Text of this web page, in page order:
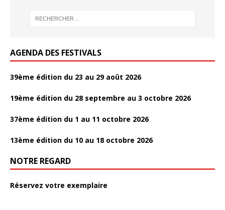
o
o
AGENDA DES FESTIVALS
39ème édition du 23 au 29 août 2026
19ème édition du 28 septembre au 3 octobre 2026
37ème édition du 1 au 11 octobre 2026
13ème édition du 10 au 18 octobre 2026
NOTRE REGARD
Réservez votre exemplaire